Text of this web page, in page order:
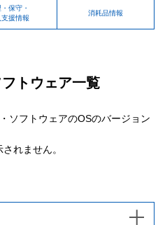
保守・
援情報
消耗品情報
フトウェア一覧
ソフトウェアのOSのバージョン
れません。